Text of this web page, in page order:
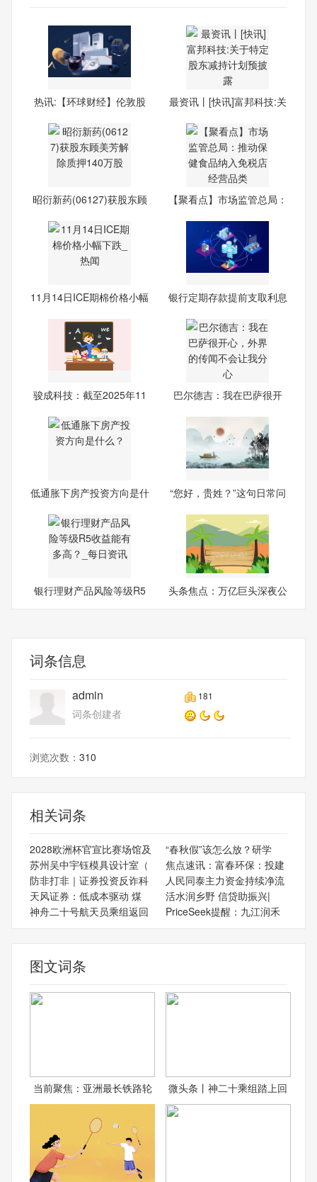
热讯:【环球财经】伦敦股
最资讯丨[快讯]富邦科技:关
昭衍新药(06127)获股东顾
【聚看点】市场监管总局：
11月14日ICE期棉价格小幅
银行定期存款提前支取利息
骏成科技：截至2025年11
巴尔德吉：我在巴萨很开
低通胀下房产投资方向是什
“您好，贵姓？”这句日常问
银行理财产品风险等级R5
头条焦点：万亿巨头深夜公
词条信息
admin 181
词条创建者
浏览次数： 310
相关词条
2028欧洲杯官宣比赛场馆及
“春秋假”该怎么放？研学
苏州吴中宇钰模具设计室（
焦点速讯：富春环保：投建
防非打非｜证券投资反诈科
人民同泰主力资金持续净流
天风证券：低成本驱动 煤
活水润乡野 信贷助振兴|
神舟二十号航天员乘组返回
PriceSeek提醒：九江润禾
图文词条
当前聚焦：亚洲最长铁路轮 微头条丨神二十乘组踏上回